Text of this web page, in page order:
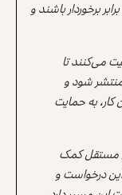
برخوردار باشند و
می‌کنند تا
شود و
به حمایت
مستقل کمک
درخواست و